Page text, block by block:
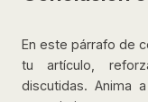
En este párrafo de
tu artículo,
discutidas. Anima